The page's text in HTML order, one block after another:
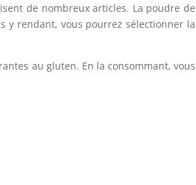
de nombreux articles. La poudre de
y rendant, vous pourrez sélectionner la
au gluten. En la consommant, vous